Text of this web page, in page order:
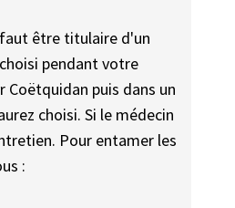
être titulaire d'un
pendant votre
Coëtquidan puis dans un
choisi. Si le médecin
Pour entamer les
: